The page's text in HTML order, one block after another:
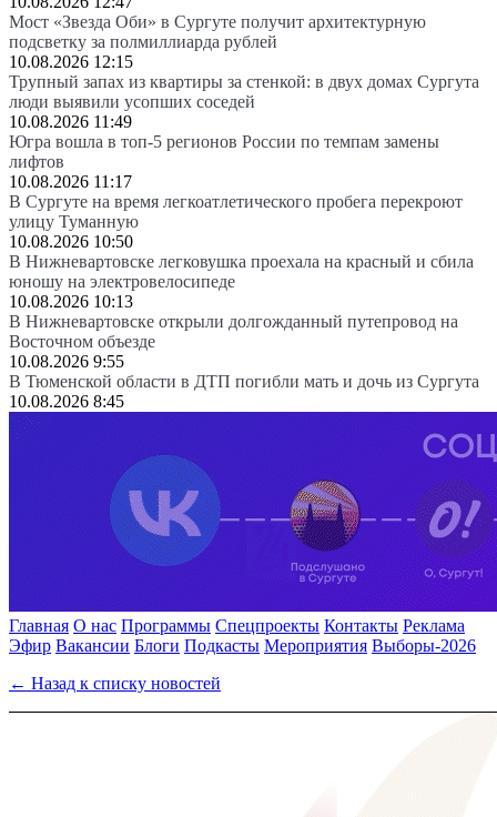
Мост «Звезда Оби» в Сургуте получит архитектурную
подсветку за полмиллиарда рублей
10.08.2026 12:15
Трупный запах из квартиры за стенкой: в двух домах Сургута
люди выявили усопших соседей
10.08.2026 11:49
Югра вошла в топ-5 регионов России по темпам замены
лифтов
10.08.2026 11:17
В Сургуте на время легкоатлетического пробега перекроют
улицу Туманную
10.08.2026 10:50
В Нижневартовске легковушка проехала на красный и сбила
юношу на электровелосипеде
10.08.2026 10:13
В Нижневартовске открыли долгожданный путепровод на
Восточном объезде
10.08.2026 9:55
В Тюменской области в ДТП погибли мать и дочь из Сургута
10.08.2026 8:45
Главная О нас Программы Спецпроекты Контакты Реклама
Эфир Вакансии Блоги Подкасты Мероприятия Выборы-2026
← Назад к списку новостей